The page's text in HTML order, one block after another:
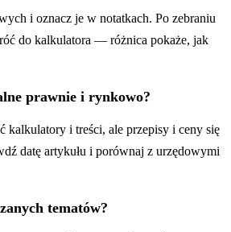
i oznacz je w notatkach. Po zebraniu
do kalkulatora — różnica pokaże, jak
prawnie i rynkowo?
kalkulatory i treści, ale przepisy i ceny się
datę artykułu i porównaj z urzędowymi
tematów?